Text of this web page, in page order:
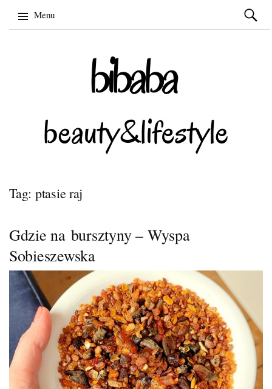
Menu
Szukaj:
Tag: ptasie raj
Gdzie na bursztyny – Wyspa
Sobieszewska